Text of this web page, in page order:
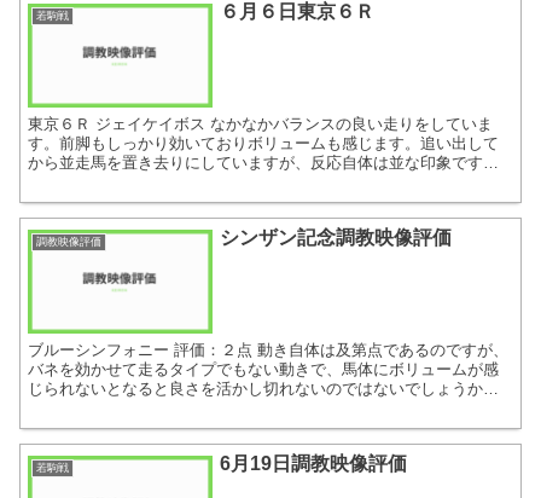
若駒戦 ６月６日東京６Ｒ
東京６Ｒ ジェイケイボス なかなかバランスの良い走りをしていま
す。前脚もしっかり効いておりボリュームも感じます。追い出して
から並走馬を置き去りにしていますが、反応自体は並な印象です。
調教映像評価 シンザン記念調教映像評価
ブルーシンフォニー 評価：２点 動き自体は及第点であるのですが、
バネを効かせて走るタイプでもない動きで、馬体にボリュームが感
じられないとなると良さを活かし切れないのではないでしょうか。
若駒戦 6月19日調教映像評価